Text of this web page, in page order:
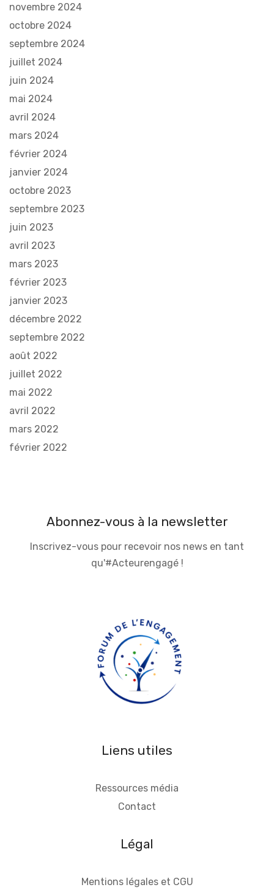
novembre 2024
octobre 2024
septembre 2024
juillet 2024
juin 2024
mai 2024
avril 2024
mars 2024
février 2024
janvier 2024
octobre 2023
septembre 2023
juin 2023
avril 2023
mars 2023
février 2023
janvier 2023
décembre 2022
septembre 2022
août 2022
juillet 2022
mai 2022
avril 2022
mars 2022
février 2022
Abonnez-vous à la newsletter
Inscrivez-vous pour recevoir nos news en tant
qu'#Acteurengagé !
Liens utiles
Ressources média
Contact
Légal
Mentions légales et CGU